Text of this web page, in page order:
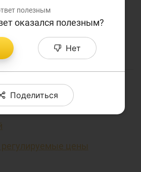
технологий
цены
полезным
оказался полезным?
Нет
Поделиться